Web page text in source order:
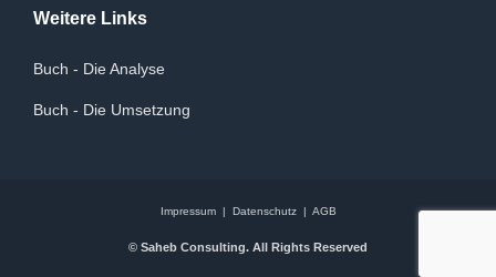
Weitere Links
Buch - Die Analyse
Buch - Die Umsetzung
Impressum| Datenschutz| AGB
© Saheb Consulting. All Rights Reserved